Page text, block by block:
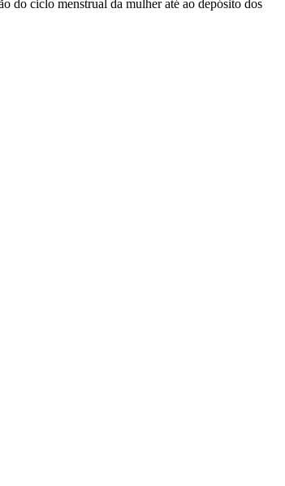
do ciclo menstrual da mulher até ao depósito dos